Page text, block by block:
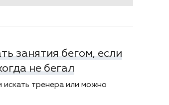
занятия бегом, если
не бегал
искать тренера или можно